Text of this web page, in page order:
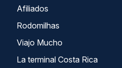
Afiliados
Rodomilhas
Viajo Mucho
La terminal Costa Rica